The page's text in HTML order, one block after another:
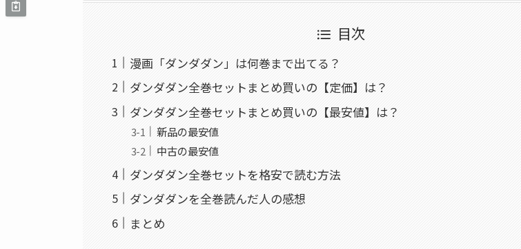
目次
漫画「ダンダダン」は何巻まで出てる？
ダンダダン全巻セットまとめ買いの【定価】は？
ダンダダン全巻セットまとめ買いの【最安値】は？
新品の最安値
中古の最安値
ダンダダン全巻セットを格安で読む方法
ダンダダンを全巻読んだ人の感想
まとめ